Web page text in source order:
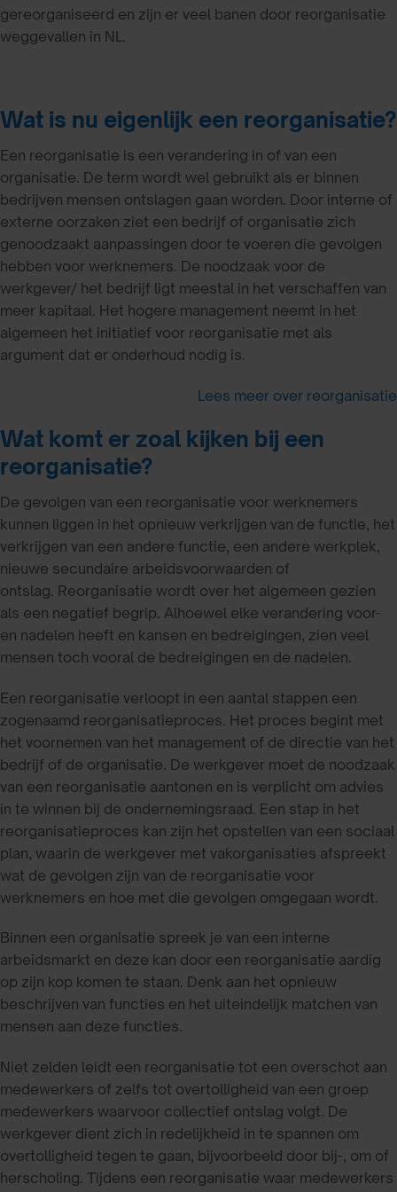
gereorganiseerd en zijn er veel banen door reorganisatie
weggevallen in NL.
Wat is nu eigenlijk een reorganisatie?
Een reorganisatie is een verandering in of van een
organisatie. De term wordt wel gebruikt als er binnen
bedrijven mensen ontslagen gaan worden. Door interne of
externe oorzaken ziet een bedrijf of organisatie zich
genoodzaakt aanpassingen door te voeren die gevolgen
hebben voor werknemers. De noodzaak voor de
werkgever/ het bedrijf ligt meestal in het verschaffen van
meer kapitaal. Het hogere management neemt in het
algemeen het initiatief voor reorganisatie met als
argument dat er onderhoud nodig is.
Lees meer over reorganisatie
Wat komt er zoal kijken bij een
reorganisatie?
De gevolgen van een reorganisatie voor werknemers
kunnen liggen in het opnieuw verkrijgen van de functie, het
verkrijgen van een andere functie, een andere werkplek,
nieuwe secundaire arbeidsvoorwaarden of
ontslag. Reorganisatie wordt over het algemeen gezien
als een negatief begrip. Alhoewel elke verandering voor-
en nadelen heeft en kansen en bedreigingen, zien veel
mensen toch vooral de bedreigingen en de nadelen.
Een reorganisatie verloopt in een aantal stappen een
zogenaamd reorganisatieproces. Het proces begint met
het voornemen van het management of de directie van het
bedrijf of de organisatie. De werkgever moet de noodzaak
van een reorganisatie aantonen en is verplicht om advies
in te winnen bij de ondernemingsraad. Een stap in het
reorganisatieproces kan zijn het opstellen van een sociaal
plan, waarin de werkgever met vakorganisaties afspreekt
wat de gevolgen zijn van de reorganisatie voor
werknemers en hoe met die gevolgen omgegaan wordt.
Binnen een organisatie spreek je van een interne
arbeidsmarkt en deze kan door een reorganisatie aardig
op zijn kop komen te staan. Denk aan het opnieuw
beschrijven van functies en het uiteindelijk matchen van
mensen aan deze functies.
Niet zelden leidt een reorganisatie tot een overschot aan
medewerkers of zelfs tot overtolligheid van een groep
medewerkers waarvoor collectief ontslag volgt. De
werkgever dient zich in redelijkheid in te spannen om
overtolligheid tegen te gaan, bijvoorbeeld door bij-, om of
herscholing. Tijdens een reorganisatie waar medewerkers